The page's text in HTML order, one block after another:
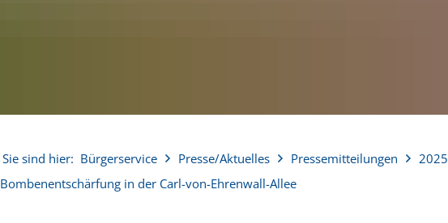
Sie sind hier: Bürgerservice Presse/Aktuelles Pressemitteilungen 2025
Bombenentschärfung in der Carl-von-Ehrenwall-Allee